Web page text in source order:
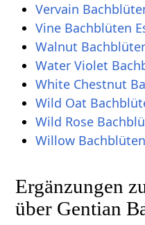
Vervain
Vine Bachblüten
Walnut
Water Violet
White Chestnut
Wild Oat
Wild Rose
Willow
Ergänzungen
über Gentian